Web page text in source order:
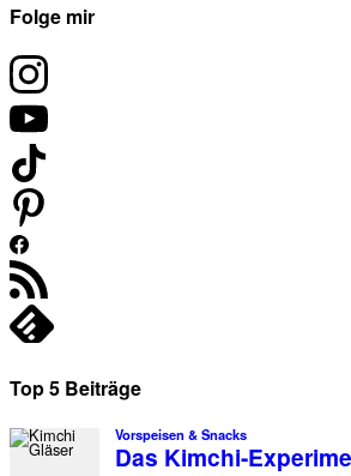
Folge mir
Top 5 Beiträge